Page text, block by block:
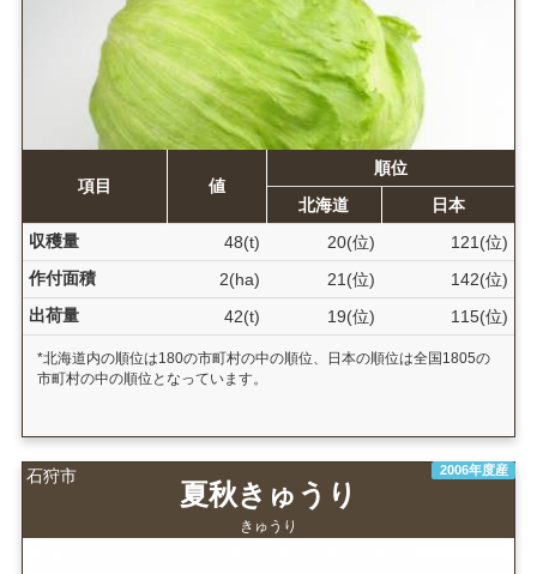
項目 値
順位
北海道
日本
収穫量
48(t) 20(位)
121(位)
作付面積
2(ha) 21(位)
142(位)
出荷量
42(t) 19(位) 115(位)
*北海道内の順位は180の市町村の中の順位、日本の順位は全国1805の
市町村の中の順位となっています。
石狩市 2006年度産
夏秋きゅうり
きゅうり